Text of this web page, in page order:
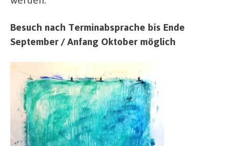
Besuch nach Terminabsprache bis Ende
September / Anfang Oktober möglich